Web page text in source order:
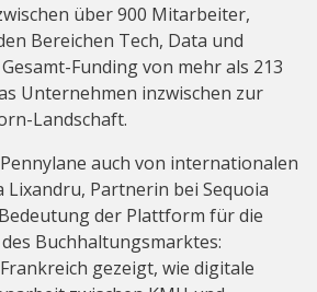
über 900 Mitarbeiter,
Bereichen Tech, Data und
Funding von mehr als 213
Unternehmen inzwischen zur
Landschaft.
auch von internationalen
Lixandru, Partnerin bei Sequoia
der Plattform für die
Buchhaltungsmarktes:
gezeigt, wie digitale